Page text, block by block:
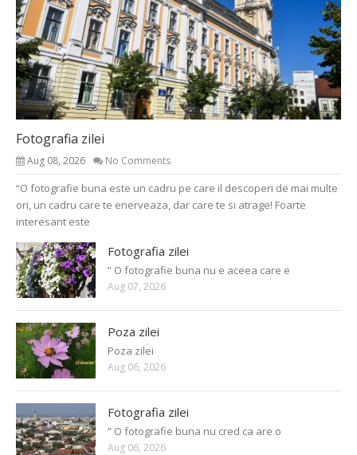
Fotografia zilei
Aug 08, 2026 No Comments
“O fotografie buna este un cadru pe care il descoperi de mai multe
ori, un cadru care te enerveaza, dar care te si atrage! Foarte
interesant este
Fotografia zilei
” O fotografie buna nu e aceea care e
Aug 07, 2026
Poza zilei
Poza zilei
Aug 06, 2026
Fotografia zilei
” O fotografie buna nu cred ca are o
Aug 06, 2026